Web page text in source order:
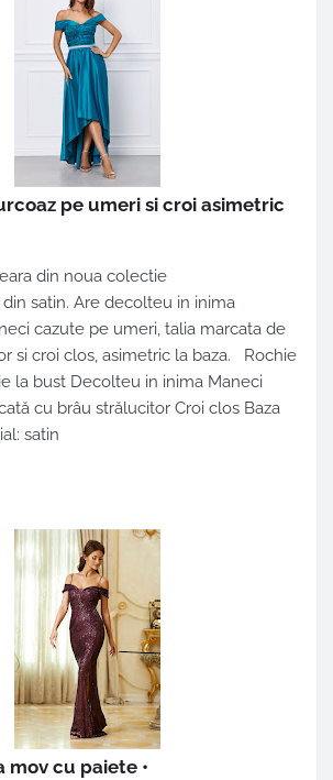
pe umeri si croi asimetric
din noua colectie
satin. Are decolteu in inima
cazute pe umeri, talia marcata de
si croi clos, asimetric la baza. Rochie
la bust Decolteu in inima Maneci
cu brâu strălucitor Croi clos Baza
satin
mov cu paiete •